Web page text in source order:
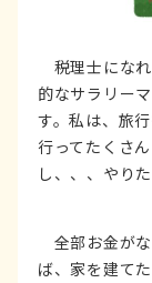
税理士にな
的なサラリー
す。私は、旅
行ってたくさ
し、、、やり
全部お金が
ば、家を建て